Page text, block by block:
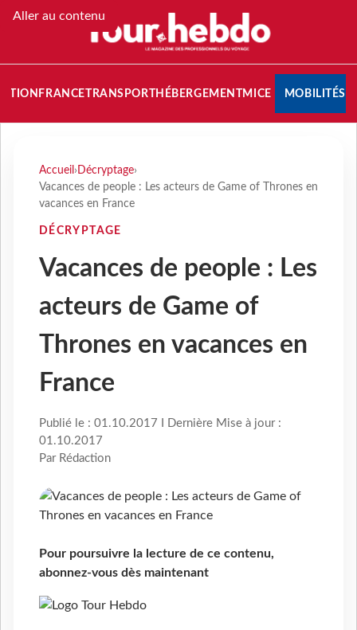
Aller au contenu
FRANCETRANSPORT HÉBERGEMENTMICE MOBILITÉS
Accueil › Décryptage›
Vacances de people : Les acteurs de Game of Thrones en
vacances en France
DÉCRYPTAGE
Vacances de people : Les
acteurs de Game of
Thrones en vacances en
France
Publié le : 01.10.2017 I Dernière Mise à jour :
01.10.2017
Par Rédaction
Pour poursuivre la lecture de ce contenu,
abonnez-vous dès maintenant